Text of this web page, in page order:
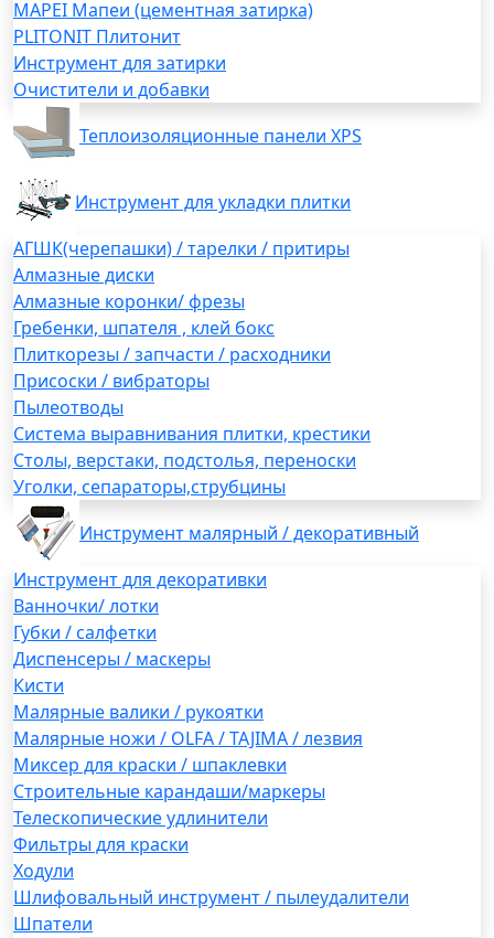
MAPEI Мапеи (цементная затирка)
PLITONIT Плитонит
Инструмент для затирки
Очистители и добавки
Теплоизоляционные панели XPS
Инструмент для укладки плитки
АГШК(черепашки) / тарелки / притиры
Алмазные диски
Алмазные коронки/ фрезы
Гребенки, шпателя , клей бокс
Плиткорезы / запчасти / расходники
Присоски / вибраторы
Пылеотводы
Система выравнивания плитки, крестики
Столы, верстаки, подстолья, переноски
Уголки, сепараторы,струбцины
Инструмент малярный / декоративный
Инструмент для декоративки
Ванночки/ лотки
Губки / салфетки
Диспенсеры / маскеры
Кисти
Малярные валики / рукоятки
Малярные ножи / OLFA / TAJIMA / лезвия
Миксер для краски / шпаклевки
Строительные карандаши/маркеры
Телескопические удлинители
Фильтры для краски
Ходули
Шлифовальный инструмент / пылеудалители
Шпатели